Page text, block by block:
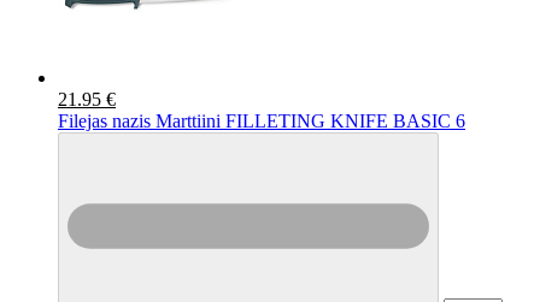
21.95 €
Filejas nazis Marttiini FILLETING KNIFE BASIC 6